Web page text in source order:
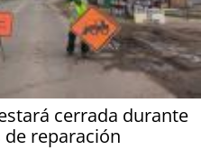
cerrada durante
reparación